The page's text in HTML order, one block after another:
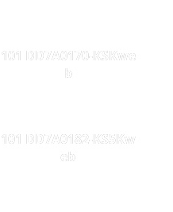
101 DD7A0170-KSKwe
b
101 DD7A0182-KS5Kw
eb